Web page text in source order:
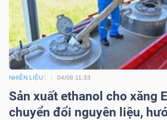
NHIÊN LIỆU 04/08 11:33
Sản xuất ethanol cho xăng
chuyển đổi nguyên liệu,